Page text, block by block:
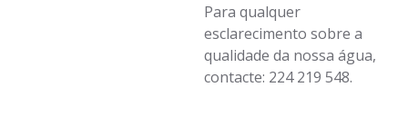
Para qualquer
esclarecimento sobre a
qualidade da nossa água,
contacte: 224 219 548.